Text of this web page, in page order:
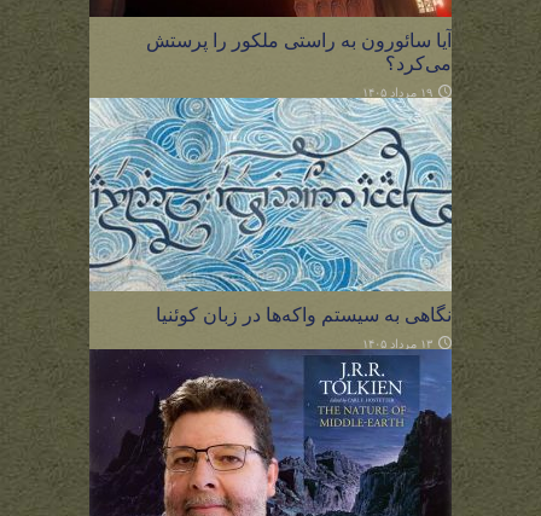
آیا سائورون به راستی ملکور را پرستش
می‌کرد؟
۱۹ مرداد ۱۴۰۵
نگاهی به سیستم واکه‌ها در زبان کوئنیا
۱۳ مرداد ۱۴۰۵